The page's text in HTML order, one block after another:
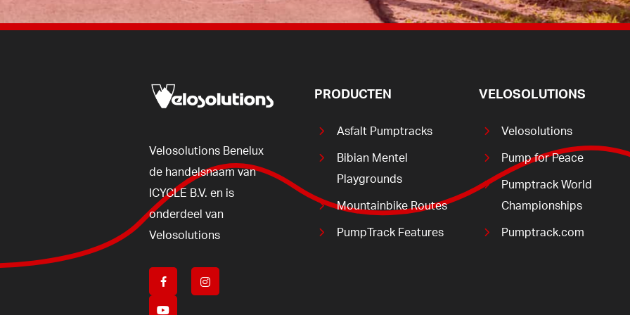
Velosolutions Benelux
de handelsnaam van
ICYCLE B.V. en is
onderdeel van
Velosolutions
PRODUCTEN
Asfalt Pumptracks
Bibian Mentel
Playgrounds
Mountainbike Routes
PumpTrack Features
VELOSOLUTIONS
Velosolutions
Pump for Peace
Pumptrack World
Championships
Pumptrack.com